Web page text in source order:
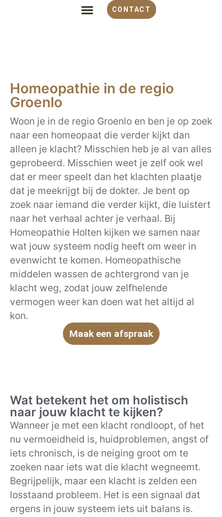
CONTACT
Homeopathie in de regio
Groenlo
Woon je in de regio Groenlo en ben je op zoek
naar een homeopaat die verder kijkt dan
alleen je klacht? Misschien heb je al van alles
geprobeerd. Misschien weet je zelf ook wel
dat er meer speelt dan het klachten plaatje
dat je meekrijgt bij de dokter. Je bent op
zoek naar iemand die verder kijkt, die luistert
naar het verhaal achter je verhaal. Bij
Homeopathie Holten kijken we samen naar
wat jouw systeem nodig heeft om weer in
evenwicht te komen. Homeopathische
middelen wassen de achtergrond van je
klacht weg, zodat jouw zelfhelende
vermogen weer kan doen wat het altijd al
kon.
Maak een afspraak
Wat betekent het om holistisch
naar jouw klacht te kijken?
Wanneer je met een klacht rondloopt, of het
nu vermoeidheid is, huidproblemen, angst of
iets chronisch, is de neiging groot om te
zoeken naar iets wat die klacht wegneemt.
Begrijpelijk, maar een klacht is zelden een
losstaand probleem. Het is een signaal dat
ergens in jouw systeem iets uit balans is.